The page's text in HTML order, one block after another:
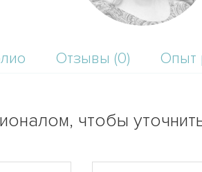
Отзывы (0) Опыт
чтобы